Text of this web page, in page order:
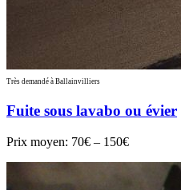
Très demandé à Ballainvilliers
Fuite sous lavabo ou évier
Prix moyen: 70€ – 150€